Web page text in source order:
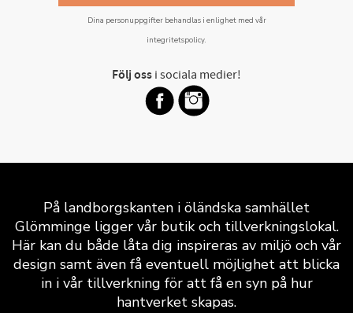
Dina personuppgifter behandlas i enlighet med vår
integritetspolicy.
Följ oss i sociala medier!
På landborgskanten i öländska samhället
Glömminge ligger vår butik och tillverkningslokal.
Här kan du både låta dig inspireras av miljö och vår
design samt även få eventuell möjlighet att blicka
in i vår tillverkning för att få en syn på hur
hantverket skapas.